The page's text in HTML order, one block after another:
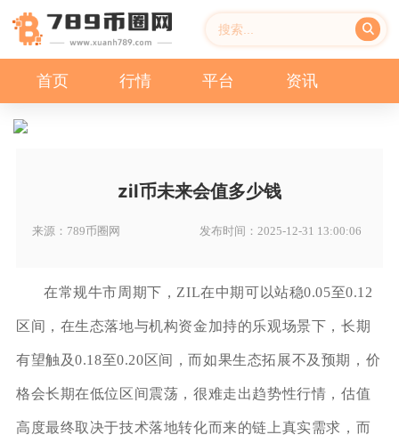
首页 行情 平台 资讯
zil币未来会值多少钱
来源：789币圈网 发布时间：2025-12-31 13:00:06
在常规牛市周期下，ZIL在中期可以站稳0.05至0.12
区间，在生态落地与机构资金加持的乐观场景下，长期
有望触及0.18至0.20区间，而如果生态拓展不及预期，价
格会长期在低位区间震荡，很难走出趋势性行情，估值
高度最终取决于技术落地转化而来的链上真实需求，而